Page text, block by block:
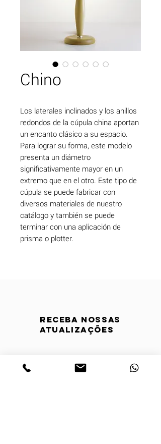
Chino
Los laterales inclinados y los anillos
redondos de la cúpula china aportan
un encanto clásico a su espacio.
Para lograr su forma, este modelo
presenta un diámetro
significativamente mayor en un
extremo que en el otro. Este tipo de
cúpula se puede fabricar con
diversos materiales de nuestro
catálogo y también se puede
terminar con una aplicación de
prisma o plotter.
Receba nossas
atualizações